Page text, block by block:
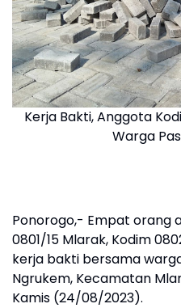
Kerja Bakti, Anggota
Warga
Ponorogo,- Empat orang
0801/15 Mlarak, Kodim
kerja bakti bersama
Ngrukem, Kecamatan
Kamis (24/08/2023).